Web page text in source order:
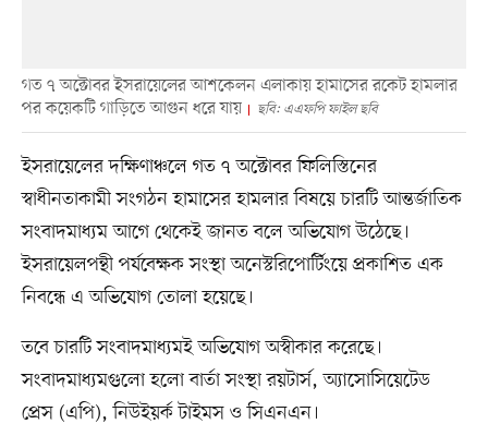
গত ৭ অক্টোবর ইসরায়েলের আশকেলন এলাকায় হামাসের রকেট হামলার
পর কয়েকটি গাড়িতে আগুন ধরে যায়
ছবি: এএফপি ফাইল ছবি
ইসরায়েলের দক্ষিণাঞ্চলে গত ৭ অক্টোবর ফিলিস্তিনের
স্বাধীনতাকামী সংগঠন হামাসের হামলার বিষয়ে চারটি আন্তর্জাতিক
সংবাদমাধ্যম আগে থেকেই জানত বলে অভিযোগ উঠেছে।
ইসরায়েলপন্থী পর্যবেক্ষক সংস্থা অনেস্টরিপোর্টিংয়ে প্রকাশিত এক
নিবন্ধে এ অভিযোগ তোলা হয়েছে।
তবে চারটি সংবাদমাধ্যমই অভিযোগ অস্বীকার করেছে।
সংবাদমাধ্যমগুলো হলো বার্তা সংস্থা রয়টার্স, অ্যাসোসিয়েটেড
প্রেস (এপি), নিউইয়র্ক টাইমস ও সিএনএন।